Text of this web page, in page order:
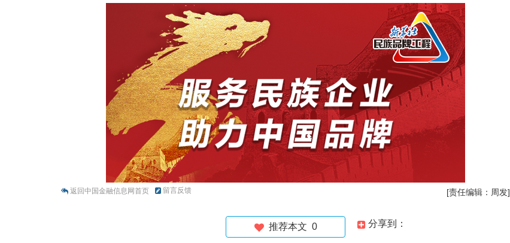
返回中国金融信息网首页 留言反馈 [责任编辑：周发]
分享到：
推荐本文 0